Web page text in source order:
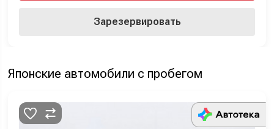
Зарезервировать
Японские автомобили с пробегом